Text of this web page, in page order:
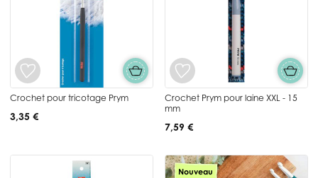
Crochet pour tricotage Prym
3,35 €
Crochet Prym pour laine XXL - 15
mm
7,59 €
Nouveau